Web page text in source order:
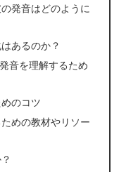
発音はどのように
あるのか？
音を理解するため
のコツ
めの教材やリソー